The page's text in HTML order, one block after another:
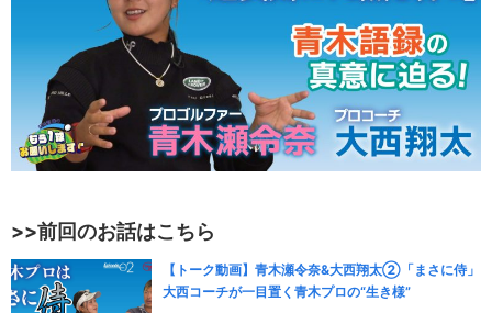
>>前回のお話はこちら
【トーク動画】青木瀬令奈&大西翔太②「まさに侍」
大西コーチが一目置く青木プロの“生き様”